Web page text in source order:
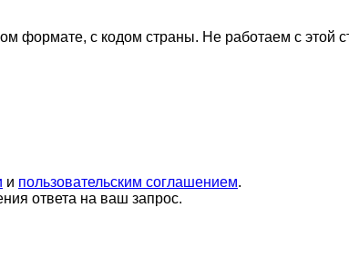
формате, с кодом страны. Не работаем с этой
и пользовательским соглашением.
ответа на ваш запрос.